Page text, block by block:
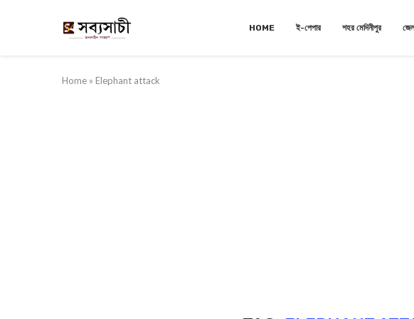
HOME ই-পেপার শহর মেদিনীপুর
Home » Elephant attack